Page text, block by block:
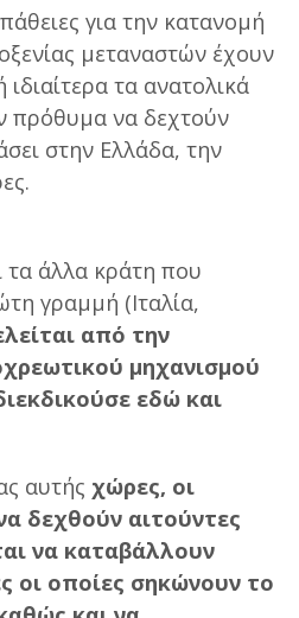
για την κατανομή
μεταναστών έχουν
τα ανατολικά
πρόθυμα να δεχτούν
στην Ελλάδα, την
τα άλλα κράτη που
γραμμή (Ιταλία,
από την
μηχανισμού
εδώ και
αυτής χώρες, οι
δεχθούν αιτούντες
να καταβάλλουν
οι οποίες σηκώνουν το